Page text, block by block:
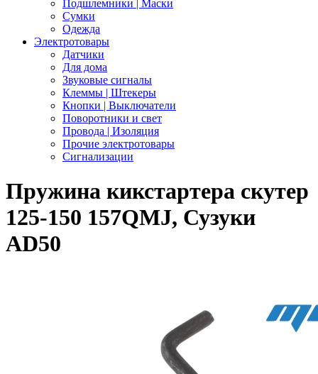
Подшлемники | Маски
Сумки
Одежда
Электротовары
Датчики
Для дома
Звуковые сигналы
Клеммы | Штекеры
Кнопки | Выключатели
Поворотники и свет
Провода | Изоляция
Прочие электротовары
Сигнализации
Пружина кикстартера скутер
125-150 157QMJ, Сузуки
AD50